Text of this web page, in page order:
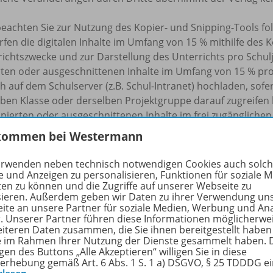
Sie zur Nutzung des Kopier- und Snipping-Tools
die digitalen Inhalte im Umfang von 15 % mithilfe des
und zur Darstellung des Unterrichts pro
oder ausgeschnittenen Inhalte im Umfang von 15 %
auf dem Schulserver (z.B. Schul-Intranet) hochladen,
Klasse oder derselben Projektgruppe darauf
oder ausgeschnittenen Inhalte im frei
an fremde Dritte oder eine sonstige kommerzielle
aus unseren digitalen Produkten sind Sie
Quellenangaben zu beachten und die
mit einzufügen. Unterlassungen dieser Verpflichtungen
urheberrechtlichen Schadensersatzansprüchen führen
sich die „Einzellizenz“ von der
bei Westermann
neben technisch notwendigen Cookies auch
und Anzeigen zu personalisieren, Funktionen für soziale
zu können und die Zugriffe auf unserer Webseite zu
Außerdem geben wir Daten zu ihrer Verwendung
an unsere Partner für soziale Medien, Werbung und
Unserer Partner führen diese Informationen
Daten zusammen, die Sie ihnen bereitgestellt
im Rahmen Ihrer Nutzung der Dienste gesammelt haben.
des Buttons „Alle Akzeptieren“ willigen Sie in diese
gemäß Art. 6 Abs. 1 S. 1 a) DSGVO, § 25 TDDDG